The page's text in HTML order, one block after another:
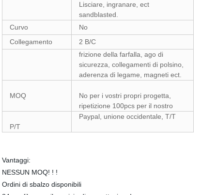
Lisciare, ingranare, ect
sandblasted.
Curvo
No
Collegamento
2 B/C
frizione della farfalla, ago di
sicurezza, collegamenti di polsino,
aderenza di legame, magneti ect.
MOQ
No per i vostri propri progetta,
ripetizione 100pcs per il nostro
P/T
Paypal, unione occidentale, T/T
Vantaggi:
NESSUN MOQ! ! !
Ordini di sbalzo disponibili